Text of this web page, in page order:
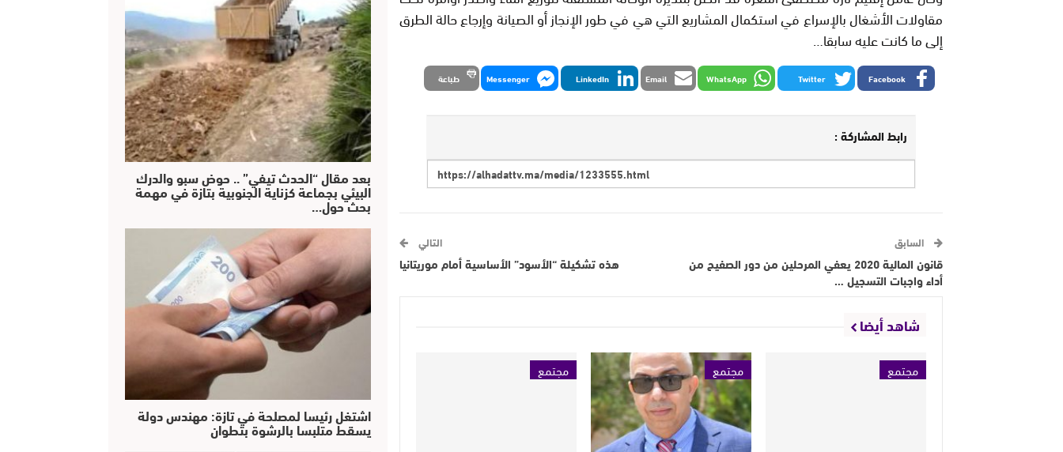
مقاولات الأشغال بالإسراع في استكمال المشاريع التي هي في طور الإنجاز أو الصيانة وإرجاع حالة الطرق
إلى ما كانت عليه سابقا…
Facebook
Twitter
WhatsApp
Email
LinkedIn
Messenger طباعة
رابط المشاركة :
السابق
قانون المالية 2020 يعفي المرحلين من دور الصفيح من
أداء واجبات التسجيل …
التالي
هذه تشكيلة “الأسود” الأساسية أمام موريتانيا
شاهد أيضا
مجتمع مجتمع مجتمع
بعد مقال “الحدث تيفي” .. حوض سبو والدرك
البيئي بجماعة كزناية الجنوبية بتازة في مهمة
بحث حول…
اشتغل رئيسا لمصلحة في تازة: مهندس دولة
يسقط متلبسا بالرشوة بتطوان